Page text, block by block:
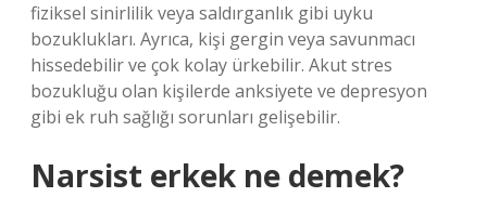
fiziksel sinirlilik veya saldırganlık gibi uyku
bozuklukları. Ayrıca, kişi gergin veya savunmacı
hissedebilir ve çok kolay ürkebilir. Akut stres
bozukluğu olan kişilerde anksiyete ve depresyon
gibi ek ruh sağlığı sorunları gelişebilir.
Narsist erkek ne demek?